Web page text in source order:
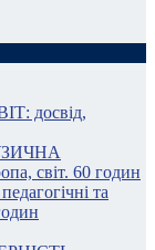
досвід,
світ. 60 годин
та